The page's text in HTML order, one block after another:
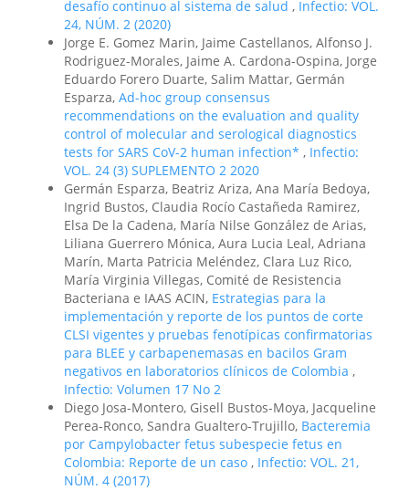
desafío continuo al sistema de salud , Infectio: VOL.
24, NÚM. 2 (2020)
Jorge E. Gomez Marin, Jaime Castellanos, Alfonso J.
Rodriguez-Morales, Jaime A. Cardona-Ospina, Jorge
Eduardo Forero Duarte, Salim Mattar, Germán
Esparza, Ad-hoc group consensus
recommendations on the evaluation and quality
control of molecular and serological diagnostics
tests for SARS CoV-2 human infection* , Infectio:
VOL. 24 (3) SUPLEMENTO 2 2020
Germán Esparza, Beatriz Ariza, Ana María Bedoya,
Ingrid Bustos, Claudia Rocío Castañeda Ramirez,
Elsa De la Cadena, María Nilse González de Arias,
Liliana Guerrero Mónica, Aura Lucia Leal, Adriana
Marín, Marta Patricia Meléndez, Clara Luz Rico,
María Virginia Villegas, Comité de Resistencia
Bacteriana e IAAS ACIN, Estrategias para la
implementación y reporte de los puntos de corte
CLSI vigentes y pruebas fenotípicas confirmatorias
para BLEE y carbapenemasas en bacilos Gram
negativos en laboratorios clínicos de Colombia ,
Infectio: Volumen 17 No 2
Diego Josa-Montero, Gisell Bustos-Moya, Jacqueline
Perea-Ronco, Sandra Gualtero-Trujillo, Bacteremia
por Campylobacter fetus subespecie fetus en
Colombia: Reporte de un caso , Infectio: VOL. 21,
NÚM. 4 (2017)